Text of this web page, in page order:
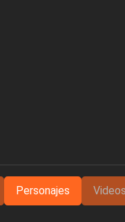
Personajes Videos